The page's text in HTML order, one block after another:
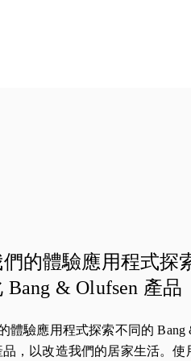
的體驗應用程式探
Bang & Olufsen 產品
體驗應用程式探索不同的 Bang
品，以改造我們的居家生活。使